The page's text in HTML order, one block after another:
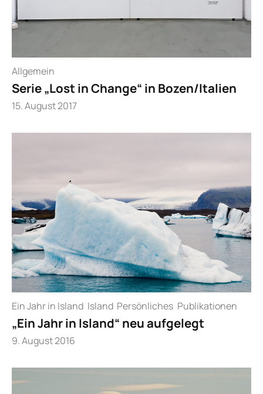
Allgemein
Serie „Lost in Change“ in Bozen/Italien
15. August 2017
Ein Jahr in Island Island Persönliches Publikationen
„Ein Jahr in Island“ neu aufgelegt
9. August 2016